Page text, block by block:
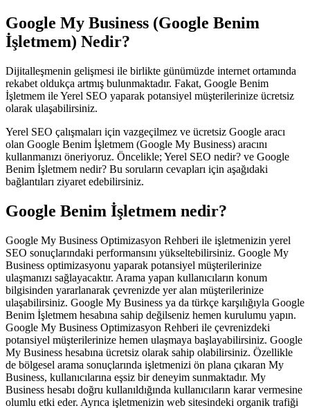
Google My Business (Google Benim
İşletmem) Nedir?
Dijitalleşmenin gelişmesi ile birlikte günümüzde internet ortamında
rekabet oldukça artmış bulunmaktadır. Fakat, Google Benim
İşletmem ile Yerel SEO yaparak potansiyel müşterilerinize ücretsiz
olarak ulaşabilirsiniz.
Yerel SEO çalışmaları için vazgeçilmez ve ücretsiz Google aracı
olan Google Benim İşletmem (Google My Business) aracını
kullanmanızı öneriyoruz. Öncelikle; Yerel SEO nedir? ve Google
Benim İşletmem nedir? Bu soruların cevapları için aşağıdaki
bağlantıları ziyaret edebilirsiniz.
Google Benim İşletmem nedir?
Google My Business Optimizasyon Rehberi ile işletmenizin yerel
SEO sonuçlarındaki performansını yükseltebilirsiniz. Google My
Business optimizasyonu yaparak potansiyel müşterilerinize
ulaşmanızı sağlayacaktır. Arama yapan kullanıcıların konum
bilgisinden yararlanarak çevrenizde yer alan müşterilerinize
ulaşabilirsiniz. Google My Business ya da türkçe karşılığıyla Google
Benim İşletmem hesabına sahip değilseniz hemen kurulumu yapın.
Google My Business Optimizasyon Rehberi ile çevrenizdeki
potansiyel müşterilerinize hemen ulaşmaya başlayabilirsiniz. Google
My Business hesabına ücretsiz olarak sahip olabilirsiniz. Özellikle
de bölgesel arama sonuçlarında işletmenizi ön plana çıkaran My
Business, kullanıcılarına eşsiz bir deneyim sunmaktadır. My
Business hesabı doğru kullanıldığında kullanıcıların karar vermesine
olumlu etki eder. Ayrıca işletmenizin web sitesindeki organik trafiği